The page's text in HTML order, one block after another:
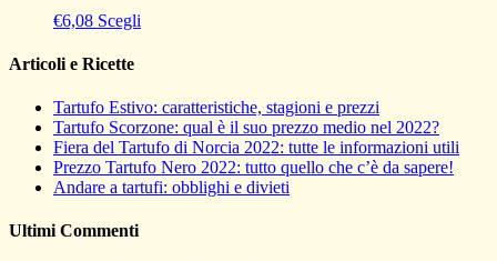
€6,08 Scegli
Articoli e Ricette
Tartufo Estivo: caratteristiche, stagioni e prezzi
Tartufo Scorzone: qual è il suo prezzo medio nel 2022?
Fiera del Tartufo di Norcia 2022: tutte le informazioni utili
Prezzo Tartufo Nero 2022: tutto quello che c’è da sapere!
Andare a tartufi: obblighi e divieti
Ultimi Commenti